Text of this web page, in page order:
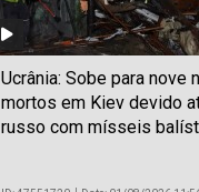
Ucrânia: Sobe para nove
mortos em Kiev devido
russo com mísseis